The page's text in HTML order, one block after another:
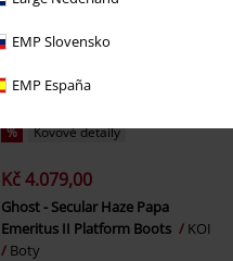
EMP Slovensko
EMP España
% Kovové detaily
Kč 4.079,00
Ghost - Secular Haze Papa
Emeritus II Platform Boots
KOI
Boty